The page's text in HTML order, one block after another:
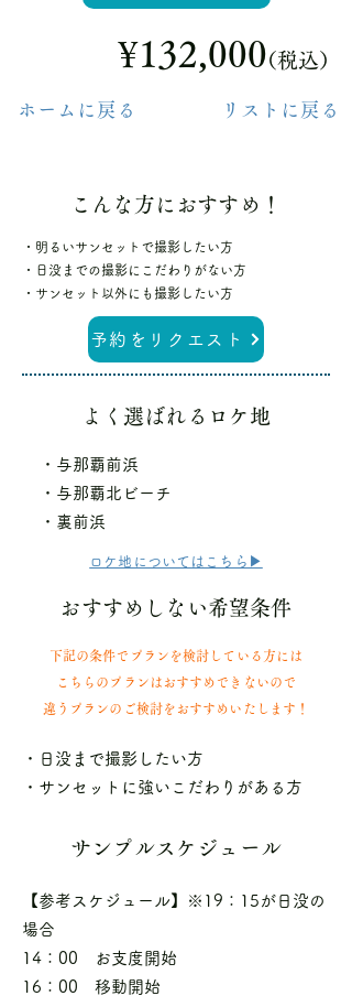
¥132,000（税込）
ホームに戻る リストに戻る
こんな方におすすめ！
・明るいサンセットで撮影したい方
・日没までの撮影にこだわりがない方
・サンセット以外にも撮影したい方
予約をリクエスト
よく選ばれるロケ地
・与那覇前浜
・与那覇北ビーチ
・裏前浜
ロケ地についてはこちら▶
おすすめしない希望条件
下記の条件でプランを検討している方には
こちらのプランはおすすめできないので
​違うプランのご検討をおすすめいたします！
・日没まで撮影したい方
・サンセットに強いこだわりがある方
サンプルスケジュール
【参考スケジュール】※19：15が日没の
場合
14：00 お支度開始
16：00 移動開始